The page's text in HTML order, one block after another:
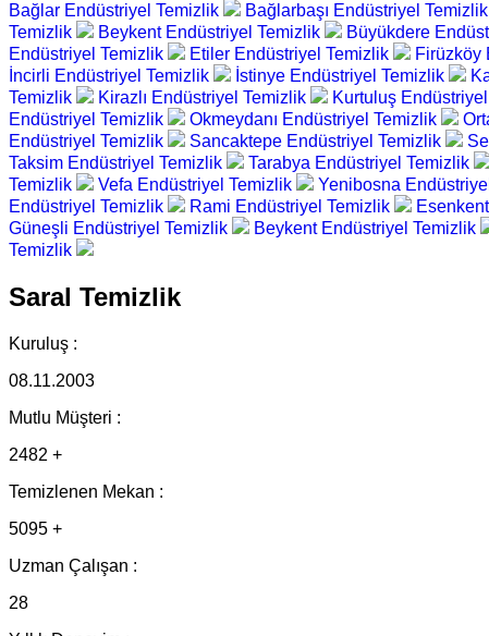
Bağlar Endüstriyel Temizlik
Bağlarbaşı Endüstriyel Temizlik
Temizlik
Beykent Endüstriyel Temizlik Büyükdere
Endüstriyel Temizlik
Etiler Endüstriyel Temizlik Firüzköy
İncirli Endüstriyel Temizlik
İstinye Endüstriyel Temizlik
Temizlik
Kirazlı Endüstriyel Temizlik Kurtuluş
Endüstriyel Temizlik
Okmeydanı Endüstriyel Temizlik
Endüstriyel Temizlik
Sancaktepe Endüstriyel Temizlik
Taksim Endüstriyel Temizlik
Tarabya Endüstriyel Temizlik
Temizlik
Vefa Endüstriyel Temizlik Yenibosna
Endüstriyel Temizlik
Rami Endüstriyel Temizlik
Güneşli Endüstriyel Temizlik
Beykent Endüstriyel Temizlik
Temizlik
Saral Temizlik
Kuruluş :
08.11.2003
Mutlu Müşteri :
2482 +
Temizlenen Mekan :
5095 +
Uzman Çalışan :
28